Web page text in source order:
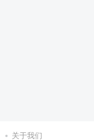
关于我们